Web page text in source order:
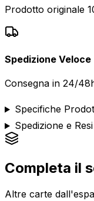
Prodotto originale
Spedizione Veloce
Consegna in 24/
Specifiche
Spedizione e Resi
Completa il
Altre carte